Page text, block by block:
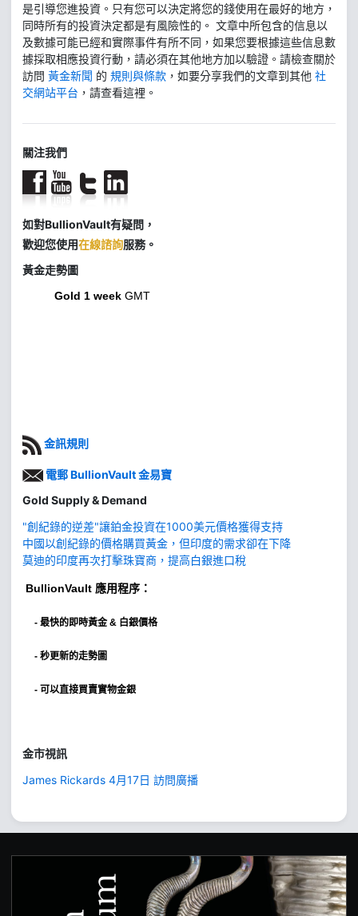
是引導您進投資。只有您可以決定將您的錢使用在最好的地方，
同時所有的投資決定都是有風險性的。 文章中所包含的信息以
及數據可能已經和實際事件有所不同，如果您要根據這些信息數
據採取相應投資行動，請必須在其他地方加以驗證。請檢查關於
訪問 黃金新聞 的 規則與條款 ，如要分享我們的文章到其他 社
交網站平台 ，請查看這裡。
關注我們
如對BullionVault有疑問，
歡迎您使用在線諮詢服務。
黃金走勢圖
Gold 1 week GMT
金訊規則
電郵 BullionVault 金易寶
Gold Supply & Demand
"創紀錄的逆差"讓鉑金投資在1000美元價格獲得支持
中國以創紀錄的價格購買黃金，但印度的需求卻在下降
莫迪的印度再次打擊珠寶商，提高白銀進口稅
BullionVault 應用程序：
- 最快的即時黃金 & 白銀價格
- 秒更新的走勢圖
- 可以直接買賣實物金銀
金市視訊
James Rickards 4月17日 訪問廣播